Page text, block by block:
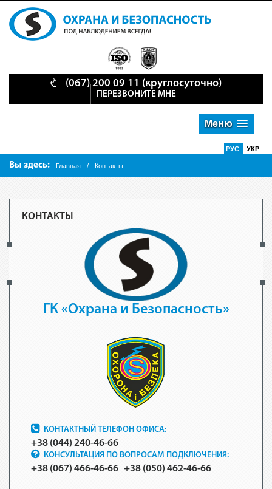
(067) 200 09 11 (круглосуточно)
ПЕРЕЗВОНИТЕ МНЕ
Меню
РУС УКР
Вы здесь: Главная / Контакты
КОНТАКТЫ
ГК «Охрана и Безопасность»
КОНТАКТНЫЙ ТЕЛЕФОН ОФИСА:
+38 (044) 240-46-66
КОНСУЛЬТАЦИЯ ПО ВОПРОСАМ ПОДКЛЮЧЕНИЯ:
+38 (067) 466-46-66 +38 (050) 462-46-66